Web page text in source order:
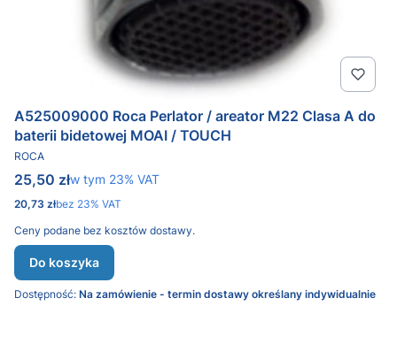
A525009000 Roca Perlator / areator M22 Clasa A do
baterii bidetowej MOAI / TOUCH
PRODUCENT
ROCA
Cena brutto
25,50 złw tym %s VAT
w tym 23% VAT
Cena netto
20,73 złbez 23% VAT
Ceny podane bez kosztów dostawy.
Do koszyka
Dostępność: Na zamówienie - termin dostawy określany indywidualnie